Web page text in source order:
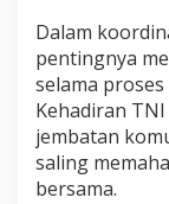
Dalam
pentingnya
selama
Kehadiran
jembatan
saling
bersama.